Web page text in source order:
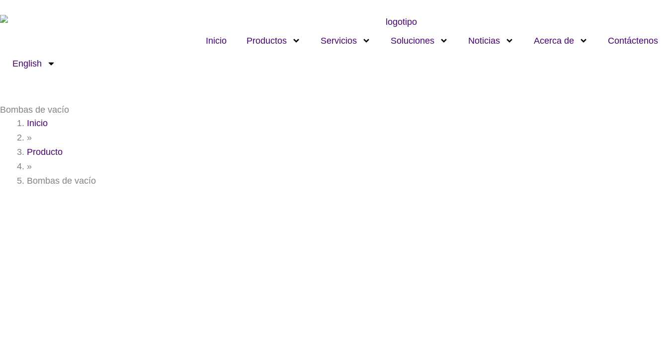
al
Inicio Productos Servicios Soluciones Noticias Acerca de Contáctenos
English
Bombas de vacío
Inicio
»
Producto
»
Bombas de vacío